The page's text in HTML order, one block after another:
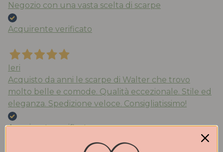
Negozio con una vasta scelta di scarpe
Acquirente verificato
Ieri
Acquisto da anni le scarpe di Walter che trovo
molto belle e comode. Qualità eccezionale. Stile ed
eleganza. Spedizione veloce. Consigliatissimo!
Acquirente verificato